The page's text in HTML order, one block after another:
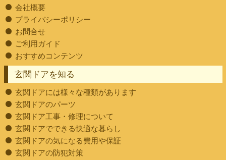
会社概要
プライバシーポリシー
お問合せ
ご利用ガイド
おすすめコンテンツ
玄関ドアを知る
玄関ドアには様々な種類があります
玄関ドアのパーツ
玄関ドア工事・修理について
玄関ドアでできる快適な暮らし
玄関ドアの気になる費用や保証
玄関ドアの防犯対策